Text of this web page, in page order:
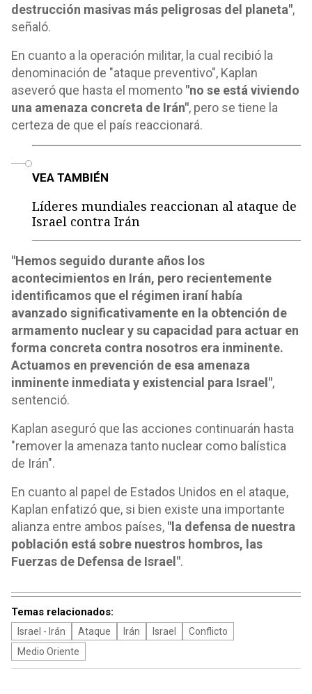
destrucción masivas más peligrosas del planeta",
señaló.
En cuanto a la operación militar, la cual recibió la
denominación de "ataque preventivo", Kaplan
aseveró que hasta el momento "no se está viviendo
una amenaza concreta de Irán", pero se tiene la
certeza de que el país reaccionará.
VEA TAMBIÉN
Líderes mundiales reaccionan al ataque de
Israel contra Irán
"Hemos seguido durante años los
acontecimientos en Irán, pero recientemente
identificamos que el régimen iraní había
avanzado significativamente en la obtención de
armamento nuclear y su capacidad para actuar en
forma concreta contra nosotros era inminente.
Actuamos en prevención de esa amenaza
inminente inmediata y existencial para Israel",
sentenció.
Kaplan aseguró que las acciones continuarán hasta
"remover la amenaza tanto nuclear como balística
de Irán".
En cuanto al papel de Estados Unidos en el ataque,
Kaplan enfatizó que, si bien existe una importante
alianza entre ambos países, "la defensa de nuestra
población está sobre nuestros hombros, las
Fuerzas de Defensa de Israel".
Temas relacionados:
Israel - Irán Ataque Irán Israel
Conflicto
Medio Oriente